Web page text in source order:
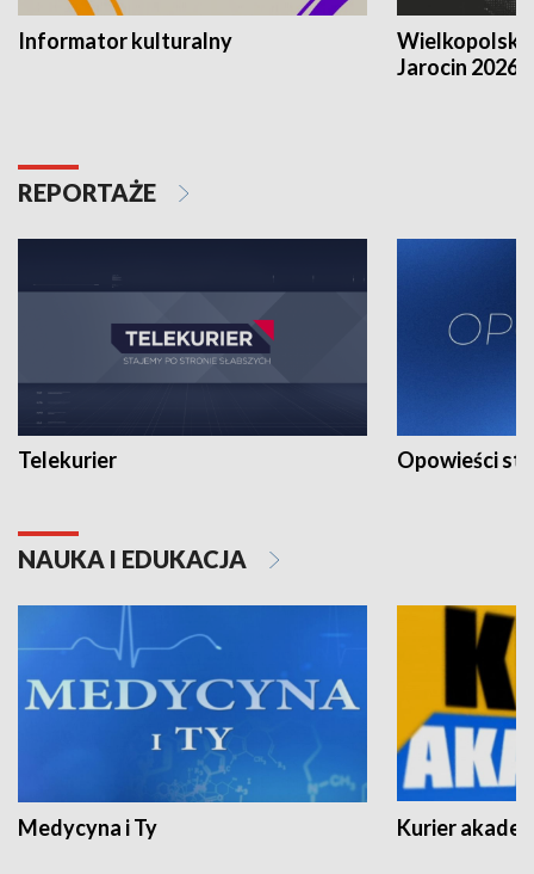
Informator kulturalny
Jarocin 2026
REPORTAŻE
Telekurier Opowieści
NAUKA I EDUKACJA
Medycyna i Ty Kurier